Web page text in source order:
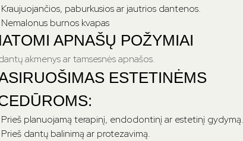
Kraujuojančios, paburkusios ar jautrios dantenos.
Nemalonus burnos kvapas
APNAŠŲ POŽYMIAI
akmenys ar tamsesnės apnašos.
ESTETINĖMS
Prieš planuojamą terapinį, endodontinį ar estetinį gydymą.
Prieš dantų balinimą ar protezavimą.